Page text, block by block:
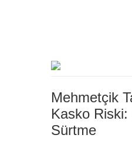
Mehmetçik
Kasko Riski:
Sürtme